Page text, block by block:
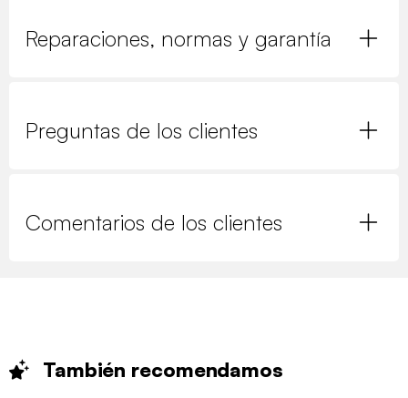
Reparaciones, normas y garantía
Preguntas de los clientes
Comentarios de los clientes
También recomendamos